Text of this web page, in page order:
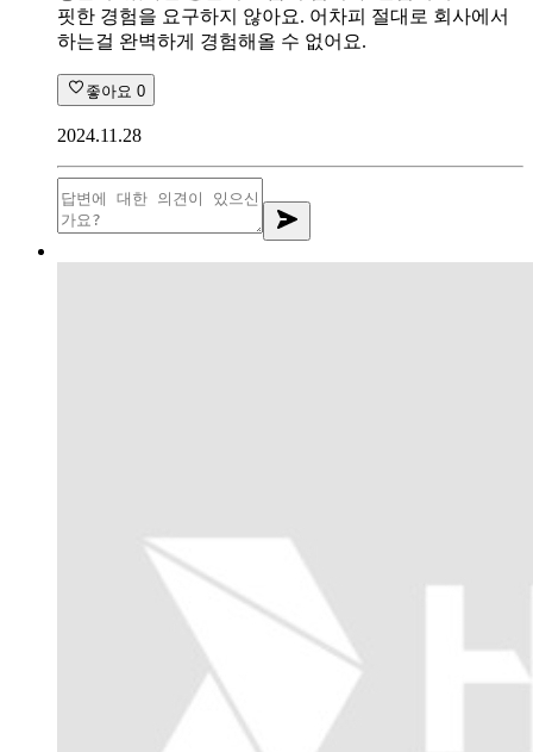
핏한 경험을 요구하지 않아요. 어차피 절대로 회사에서
하는걸 완벽하게 경험해올 수 없어요.
좋아요 0
2024.11.28